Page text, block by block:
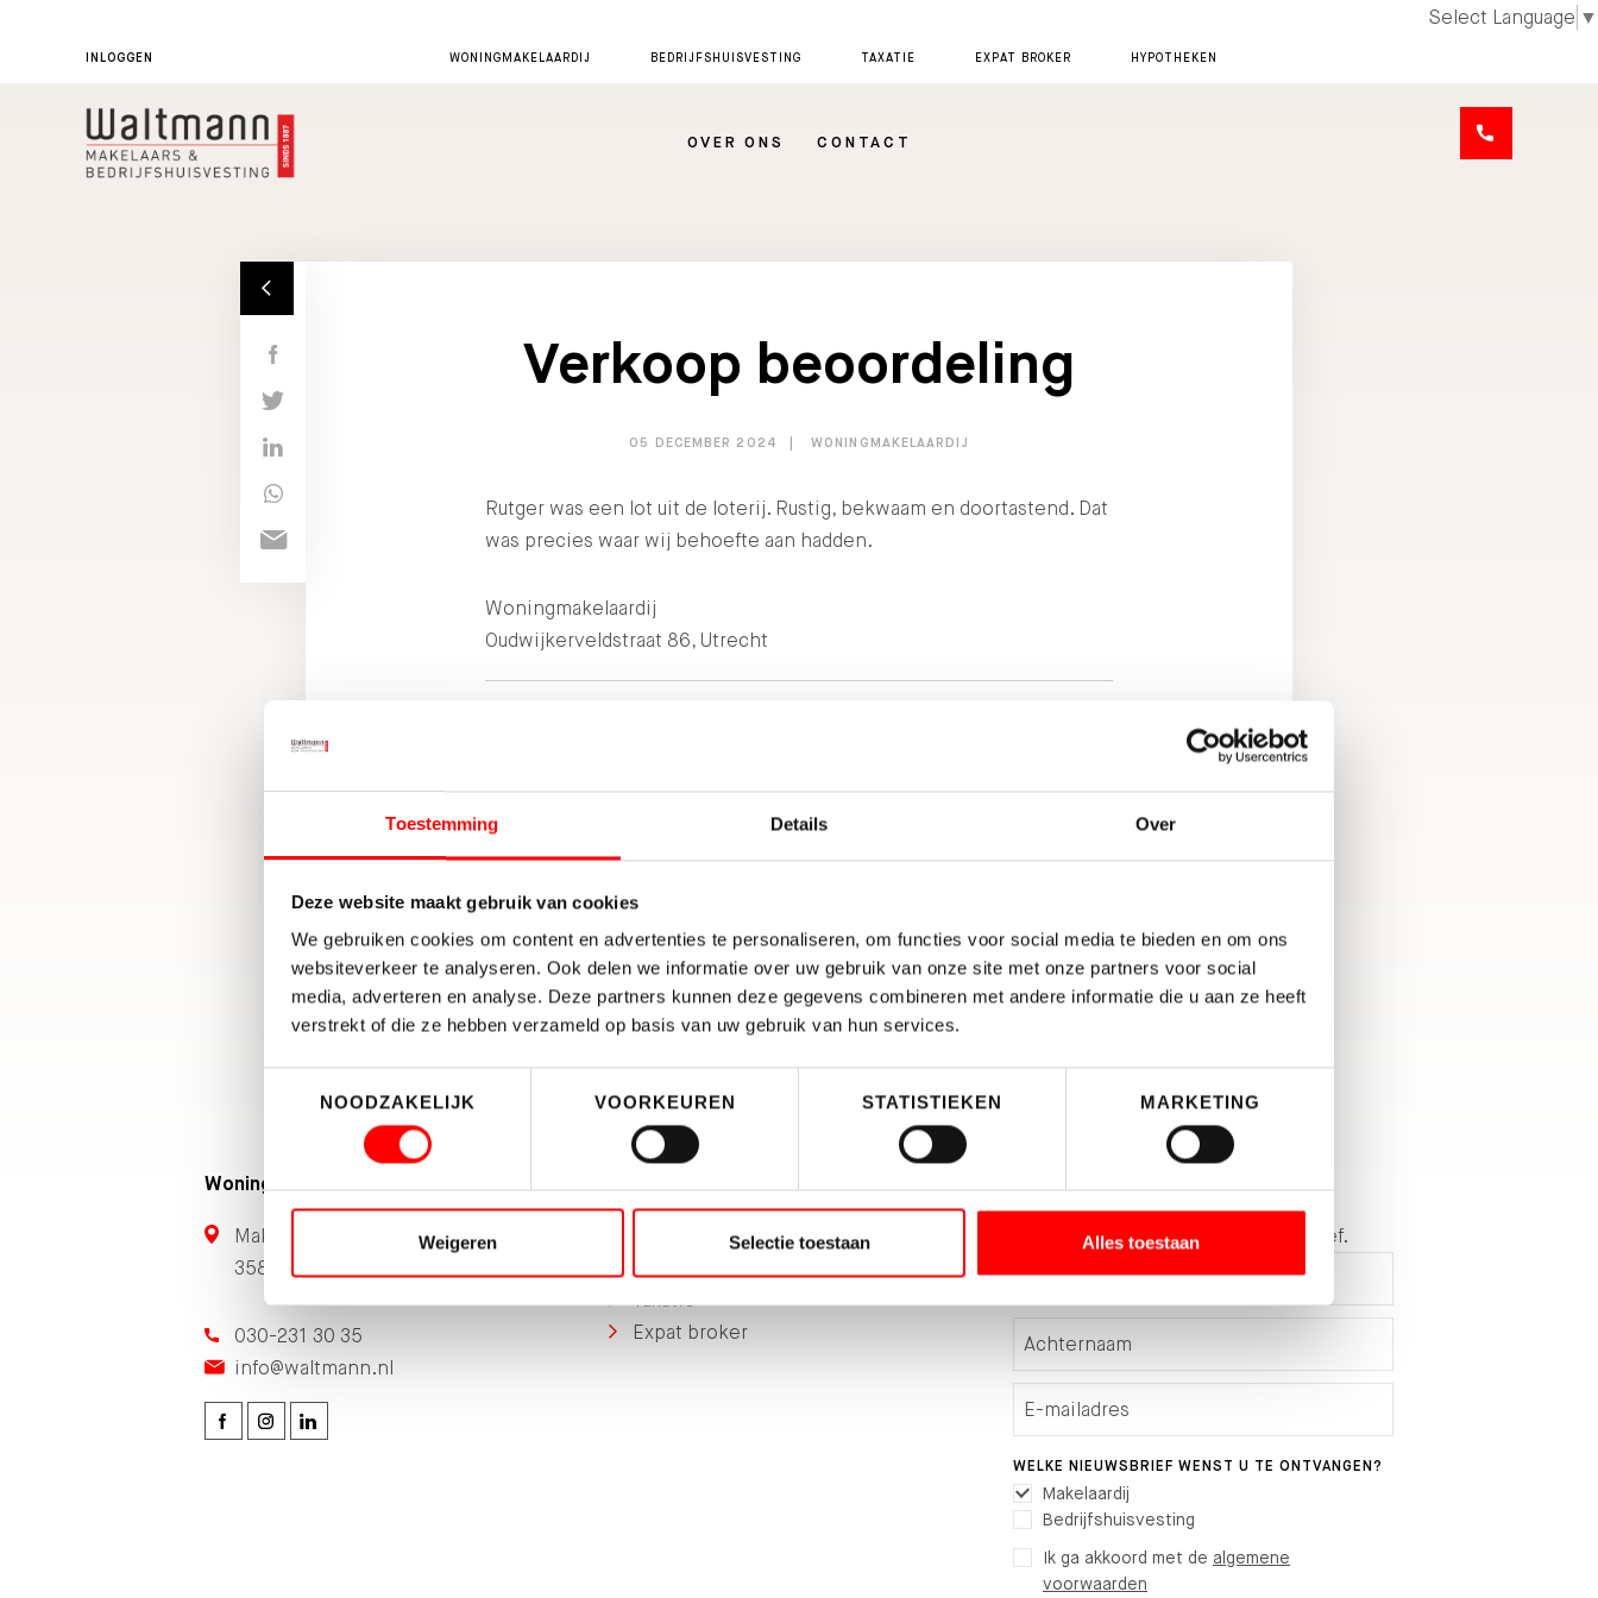
Toestemming Details Over
Deze website maakt gebruik van cookies
We gebruiken cookies om content en advertenties te personaliseren, om functies voor social media te bieden en om ons
websiteverkeer te analyseren. Ook delen we informatie over uw gebruik van onze site met onze partners voor social
media, adverteren en analyse. Deze partners kunnen deze gegevens combineren met andere informatie die u aan ze heeft
verstrekt of die ze hebben verzameld op basis van uw gebruik van hun services.
NOODZAKELIJK
VOORKEUREN STATISTIEKEN MARKETING
Weigeren Selectie toestaan Alles toestaan
Select Language ▼
INLOGGEN WONINGMAKELAARDIJ BEDRIJFSHUISVESTING TAXATIE EXPAT BROKER HYPOTHEKEN
OVER ONS CONTACT
Verkoop beoordeling
05 DECEMBER 2024 WONINGMAKELAARDIJ
Rutger was een lot uit de loterij. Rustig, bekwaam en doortastend. Dat
was precies waar wij behoefte aan hadden.
Woningmakelaardij
Oudwijkerveldstraat 86, Utrecht
10
MARKTKENNIS
DELEN:
TERUG NAAR OVERZICHT
Woningmakelaardij
Maliebaan 71
3581 CG Utrecht
030-231 30 35
info@waltmann.nl
Afdelingen
Woningmakelaardij
Bedrijfshuisvesting
Taxatie
Expat broker
Blijf op de hoogte
Schrijf je hier in voor de nieuwsbrief.
WELKE NIEUWSBRIEF WENST U TE ONTVANGEN?
Makelaardij
Bedrijfshuisvesting
Ik ga akkoord met de algemene
voorwaarden